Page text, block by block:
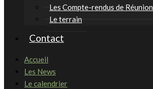
Les Compte-rendus de Réunion
Le terrain
Contact
Accueil
Les News
Le calendrier